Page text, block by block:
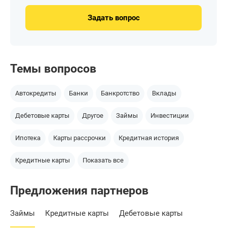
Задать вопрос
Темы вопросов
Автокредиты Банки Банкротство Вклады
Дебетовые карты Другое Займы Инвестиции
Ипотека Карты рассрочки Кредитная история
Кредитные карты Показать все
Предложения партнеров
Займы Кредитные карты Дебетовые карты